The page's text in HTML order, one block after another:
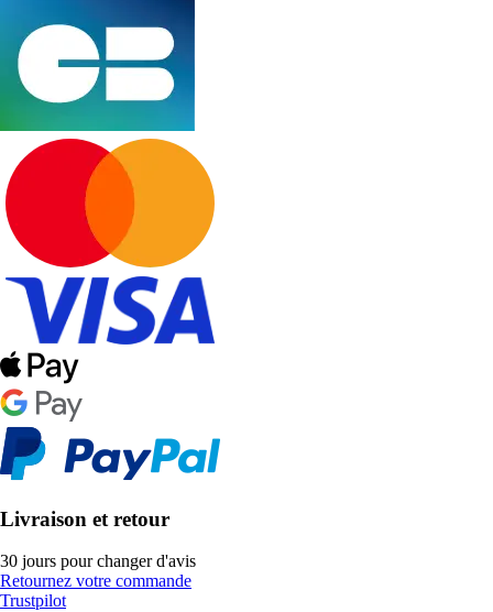
Livraison et retour
30 jours pour changer d'avis
Retournez votre commande
Trustpilot